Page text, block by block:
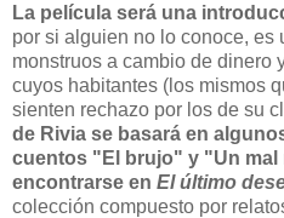
La película será una
por si alguien no lo conoce, es
monstruos a cambio de dinero
cuyos habitantes (los mismos
sienten rechazo por los de su
de Rivia se basará en
cuentos "El brujo" y "Un mal
encontrarse en El último
colección compuesto por